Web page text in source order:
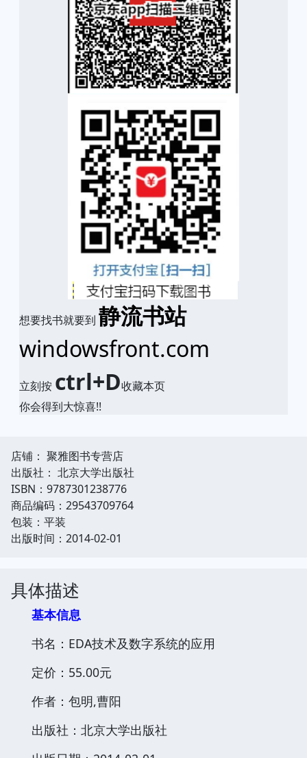
想要找书就要到 静流书站
windowsfront.com
立刻按 ctrl+D收藏本页
你会得到大惊喜!!
店铺： 聚雅图书专营店
出版社： 北京大学出版社
ISBN：9787301238776
商品编码：29543709764
包装：平装
出版时间：2014-02-01
具体描述
基本信息
书名：EDA技术及数字系统的应用
定价：55.00元
作者：包明,曹阳
出版社：北京大学出版社